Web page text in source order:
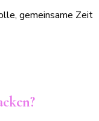
gemeinsame Zeit